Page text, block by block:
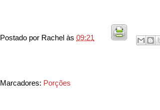
Postado por Rachel às 09:21
Marcadores: Porções